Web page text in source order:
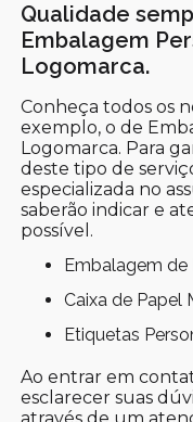
Qualidade
Embalagem
Logomarca.
Conheça todos os
exemplo, o de
Logomarca. Para
deste tipo de
especializada no
saberão indicar e
possível.
Embalagem
Caixa de
Etiquetas
Ao entrar em
esclarecer suas